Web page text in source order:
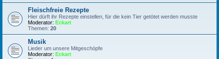
Fleischfreie Rezepte
Hier dürft ihr Rezepte einstellen, für die kein Tier getötet werden musste
Moderator: Eckart
Themen: 20
Musik
Lieder um unsere Mitgeschöpfe
Moderator: Eckart